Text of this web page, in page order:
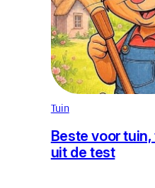
Tuin
Beste voor
uit de test